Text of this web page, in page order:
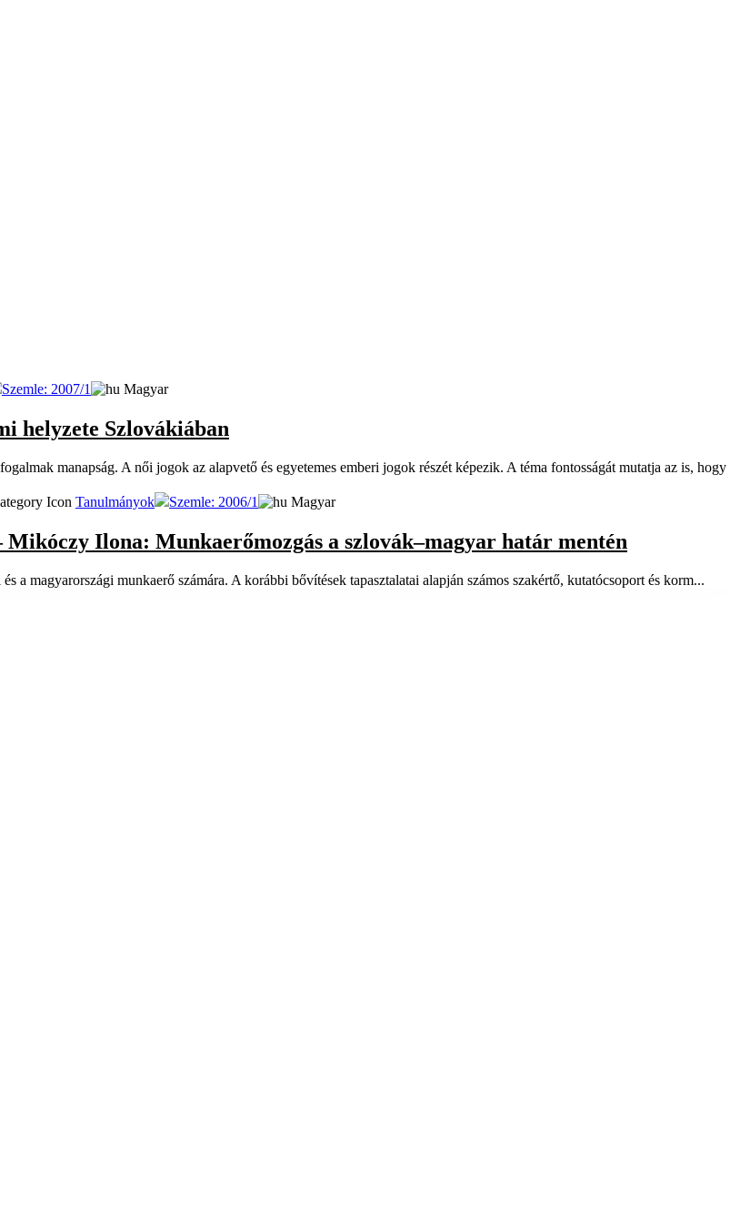
Szemle: 2007/1 Magyar
helyzete Szlovákiában
ma­nap­ság. A női jo­gok az alap­ve­tő és egye­te­mes em­be­ri jo­gok ré­szét ké­pe­zik. A té­ma fon­tos­sá­gát mu­tat­ja az is, hogy
Tanulmányok Szemle: 2006/1 Magyar
Ilona: Munkaerőmozgás a szlovák–magyar határ mentén
ma­gyar­or­szá­gi mun­ka­erő szá­má­ra. A ko­ráb­bi bő­ví­té­sek ta­pasz­ta­la­tai alap­ján szá­mos szak­ér­tő, ku­ta­tó­cso­port és kor­m...